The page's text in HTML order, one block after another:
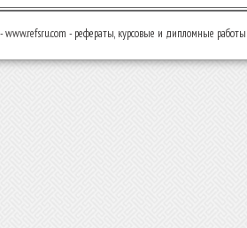
- рефераты, курсовые и дипломные работы